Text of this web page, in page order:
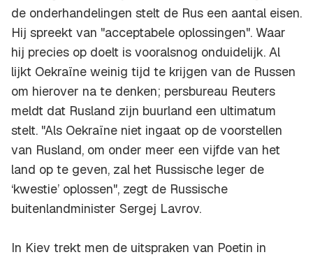
de onderhandelingen stelt de Rus een aantal eisen.
Hij spreekt van "acceptabele oplossingen". Waar
hij precies op doelt is vooralsnog onduidelijk. Al
lijkt Oekraïne weinig tijd te krijgen van de Russen
om hierover na te denken; persbureau Reuters
meldt dat Rusland zijn buurland een ultimatum
stelt. "Als Oekraïne niet ingaat op de voorstellen
van Rusland, om onder meer een vijfde van het
land op te geven, zal het Russische leger de
‘kwestie’ oplossen", zegt de Russische
buitenlandminister Sergej Lavrov.
In Kiev trekt men de uitspraken van Poetin in